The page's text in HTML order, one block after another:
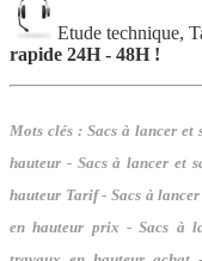
Etude technique,
rapide 24H - 48H !
Mots clés : Sacs à lancer et
hauteur - Sacs à lancer et
hauteur Tarif - Sacs à
en hauteur prix - Sacs à